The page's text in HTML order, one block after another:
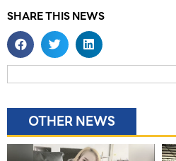
SHARE THIS NEWS
OTHER NEWS